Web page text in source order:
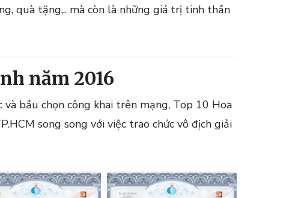
quà tặng,.. mà còn là những giá trị tinh thần
năm 2016
bầu chọn công khai trên mạng, Top 10 Hoa
song song với việc trao chức vô địch giải